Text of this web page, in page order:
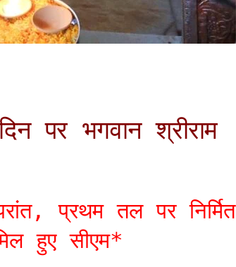
पर भगवान श्रीराम
प्रथम तल पर निर्मित
हुए सीएम*